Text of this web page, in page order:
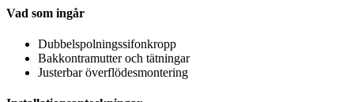
Vad som ingår
Dubbelspolningssifonkropp
Bakkontramutter och tätningar
Justerbar överflödesmontering